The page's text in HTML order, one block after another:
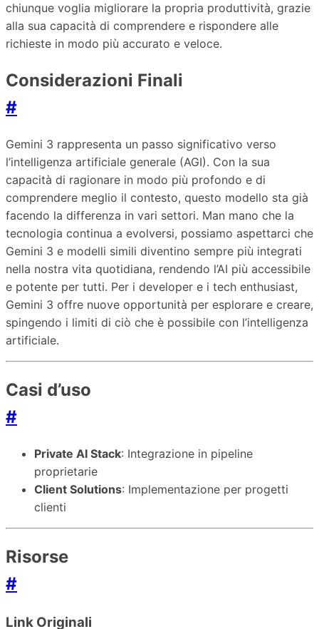
chiunque voglia migliorare la propria produttività, grazie
alla sua capacità di comprendere e rispondere alle
richieste in modo più accurato e veloce.
Considerazioni Finali
#
Gemini 3 rappresenta un passo significativo verso
l’intelligenza artificiale generale (AGI). Con la sua
capacità di ragionare in modo più profondo e di
comprendere meglio il contesto, questo modello sta già
facendo la differenza in vari settori. Man mano che la
tecnologia continua a evolversi, possiamo aspettarci che
Gemini 3 e modelli simili diventino sempre più integrati
nella nostra vita quotidiana, rendendo l’AI più accessibile
e potente per tutti. Per i developer e i tech enthusiast,
Gemini 3 offre nuove opportunità per esplorare e creare,
spingendo i limiti di ciò che è possibile con l’intelligenza
artificiale.
Casi d’uso
#
Private AI Stack: Integrazione in pipeline
proprietarie
Client Solutions: Implementazione per progetti
clienti
Risorse
#
Link Originali